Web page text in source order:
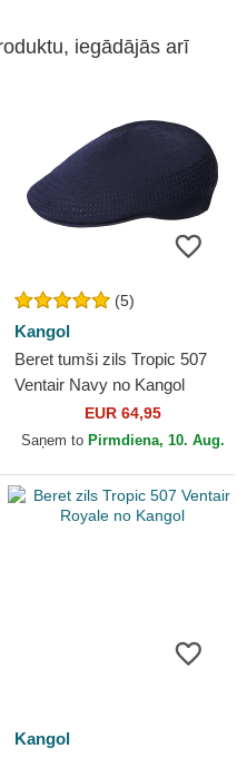
iegādājās arī
(5)
Kangol
Beret tumši zils Tropic 507
Ventair Navy no Kangol
EUR 64,95
Saņem to Pirmdiena, 10. Aug.
Kangol